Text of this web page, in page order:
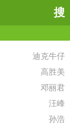
搜
迪克牛仔
高胜美
邓丽君
汪峰
孙浩